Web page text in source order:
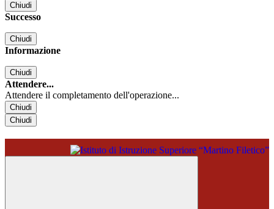
Chiudi
Successo
Chiudi
Informazione
Chiudi
Attendere...
Attendere il completamento dell'operazione...
Chiudi
Chiudi